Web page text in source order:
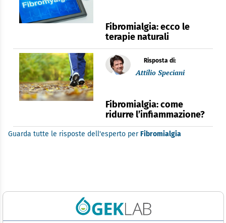
Fibromialgia: ecco le
terapie naturali
Risposta di:
Attilio Speciani
Fibromialgia: come
ridurre l’infiammazione?
Guarda tutte le risposte dell'esperto perFibromialgia